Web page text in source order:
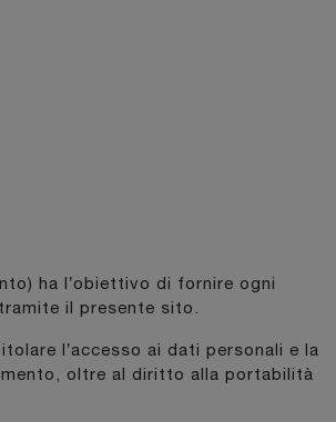
ha l’obiettivo di fornire ogni
il presente sito.
l’accesso ai dati personali e la
oltre al diritto alla portabilità